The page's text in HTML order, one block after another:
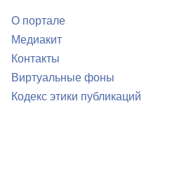
О портале
Медиакит
Контакты
Виртуальные фоны
Кодекс этики публикаций